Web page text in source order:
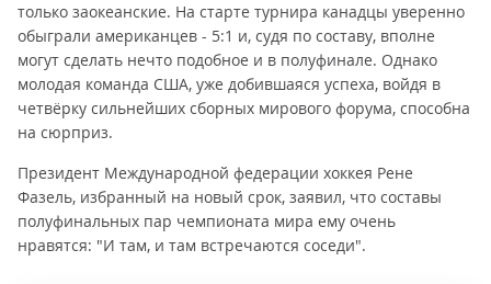
только заокеанские. На старте турнира канадцы уверенно
обыграли американцев - 5:1 и, судя по составу, вполне
могут сделать нечто подобное и в полуфинале. Однако
молодая команда США, уже добившаяся успеха, войдя в
четвёрку сильнейших сборных мирового форума, способна
на сюрприз.
Президент Международной федерации хоккея Рене
Фазель, избранный на новый срок, заявил, что составы
полуфинальных пар чемпионата мира ему очень
нравятся: "И там, и там встречаются соседи".